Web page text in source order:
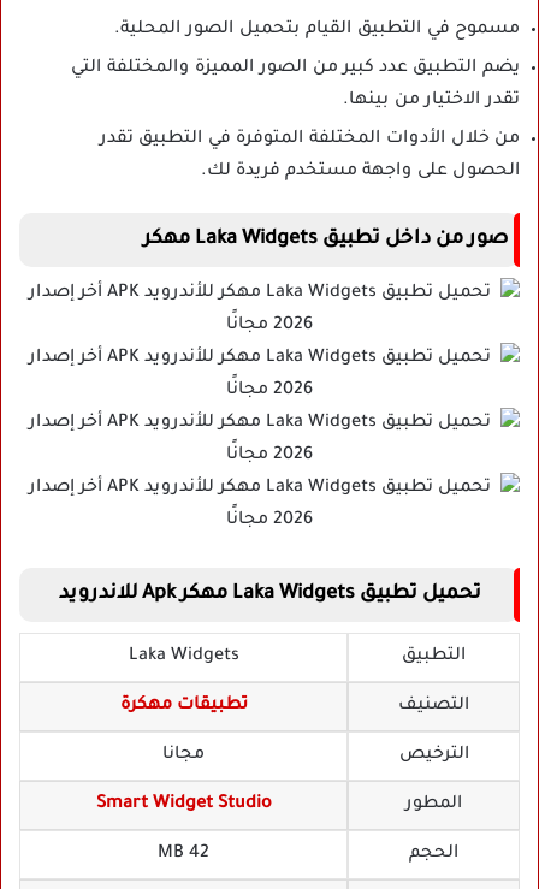
مسموح في التطبيق القيام بتحميل الصور المحلية.
يضم التطبيق عدد كبير من الصور المميزة والمختلفة التي
تقدر الاختيار من بينها.
من خلال الأدوات المختلفة المتوفرة في التطبيق تقدر
الحصول على واجهة مستخدم فريدة لك.
صور من داخل تطبيق Laka Widgets مهكر
تحميل تطبيق Laka Widgets مهكر Apk للاندرويد
التطبيق Laka Widgets
التصنيف تطبيقات مهكرة
الترخيص مجانا
المطور Smart Widget Studio
الحجم 42 MB